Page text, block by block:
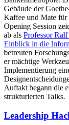
Gebäude der
Kaffee und Mate für
Opening Session
ab als Professor Ralf
Einblick in die
betreuten
er mächtige
Implementierung
Auftakt begann die
strukturierten Talks.
Leadership